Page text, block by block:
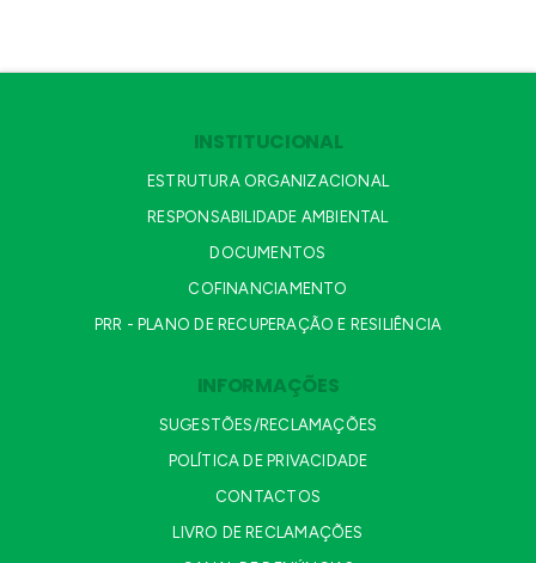
INSTITUCIONAL
ESTRUTURA ORGANIZACIONAL
RESPONSABILIDADE AMBIENTAL
DOCUMENTOS
COFINANCIAMENTO
PRR - PLANO DE RECUPERAÇÃO E RESILIÊNCIA
INFORMAÇÕES
SUGESTÕES/RECLAMAÇÕES
POLÍTICA DE PRIVACIDADE
CONTACTOS
LIVRO DE RECLAMAÇÕES